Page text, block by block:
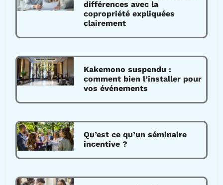
différences avec la
copropriété expliquées
clairement
Kakemono suspendu :
comment bien l’installer pour
vos événements
Qu’est ce qu’un séminaire
incentive ?